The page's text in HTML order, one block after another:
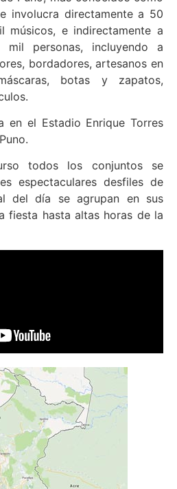
involucra directamente a 50
músicos, e indirectamente a
mil personas, incluyendo a
bordadores, artesanos en
botas y zapatos,
en el Estadio Enrique Torres
todos los conjuntos se
espectaculares desfiles de
del día se agrupan en sus
fiesta hasta altas horas de la